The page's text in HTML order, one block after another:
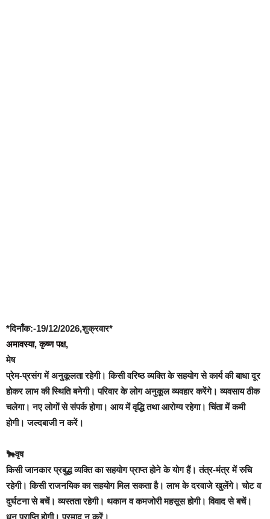
*दिनाँक:-19/12/2026,शुक्रवार*
अमावस्या, कृष्ण पक्ष,
मेष
प्रेम-प्रसंग में अनुकूलता रहेगी। किसी वरिष्ठ व्यक्ति के सहयोग से कार्य की बाधा दूर
होकर लाभ की स्थिति बनेगी। परिवार के लोग अनुकूल व्यवहार करेंगे। व्यवसाय ठीक
चलेगा। नए लोगों से संपर्क होगा। आय में वृद्धि तथा आरोग्य रहेगा। चिंता में कमी
होगी। जल्दबाजी न करें।
🐂वृष
किसी जानकार प्रबुद्ध व्यक्ति का सहयोग प्राप्त होने के योग हैं। तंत्र-मंत्र में रुचि
रहेगी। किसी राजनयिक का सहयोग मिल सकता है। लाभ के दरवाजे खुलेंगे। चोट व
दुर्घटना से बचें। व्यस्तता रहेगी। थकान व कमजोरी महसूस होगी। विवाद से बचें।
धन प्राप्ति होगी। प्रमाद न करें।